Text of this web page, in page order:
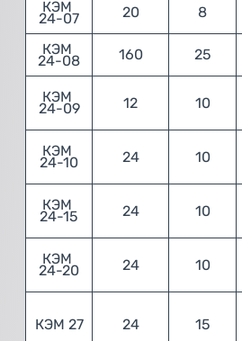
КЭМ
24-07 20 8
КЭМ
24-08 160 25
КЭМ
24-09 12 10
КЭМ
24-10 24 10
КЭМ
24-15 24 10
КЭМ
24-20 24 10
КЭМ 27 24 15